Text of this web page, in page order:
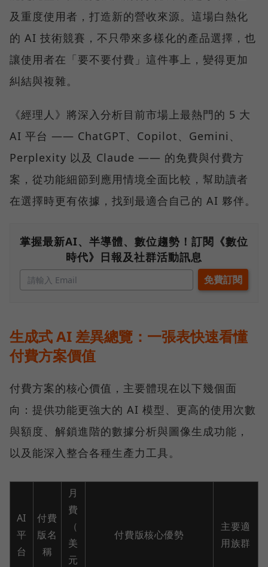
及重度使用者，打造新的營收來源。這場白熱化
的 AI 技術競賽，不只帶來多樣化的產品選擇，也
讓使用者在「要不要付費」這件事上，變得更加
糾結與複雜。
《經理人》將深入分析目前市場上最熱門的 5 大
AI 平台 —— ChatGPT、Copilot、Gemini、
Perplexity 以及 Claude —— 的免費與付費方
案，從功能細節到應用情境全面比較，幫助讀者
在選擇時更有依據，找到最適合自己的 AI 夥伴。
掌握最新AI、半導體、數位趨勢！訂閱《數位
時代》日報及社群活動訊息
生成式 AI 差異總覽：一張表快速看懂
付費方案價值
付費方案的核心價值，主要體現在以下幾個面
向：提供功能更強大的 AI 模型、更高的使用次數
與額度、解鎖進階的數據分析與圖像生成功能，
以及能深入整合各種生產力工具。
AI
平
台
付費
版名
稱
月
費
（
美
元
付費版核心優勢
主要適
用族群